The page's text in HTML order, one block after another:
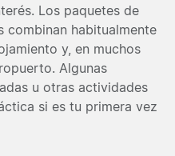
Los paquetes de
combinan habitualmente
y, en muchos
Algunas
u otras actividades
si es tu primera vez